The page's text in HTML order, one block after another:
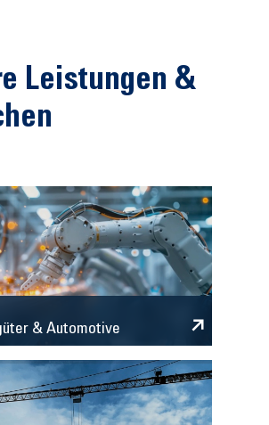
Leistungen &
& Automotive